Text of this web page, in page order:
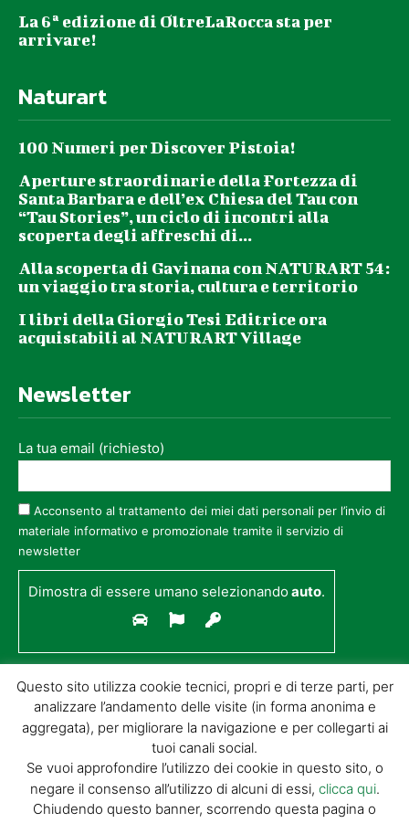
La 6ª edizione di OltreLaRocca sta per
arrivare!
Naturart
100 Numeri per Discover Pistoia!
Aperture straordinarie della Fortezza di
Santa Barbara e dell’ex Chiesa del Tau con
“Tau Stories”, un ciclo di incontri alla
scoperta degli affreschi di...
Alla scoperta di Gavinana con NATURART 54:
un viaggio tra storia, cultura e territorio
I libri della Giorgio Tesi Editrice ora
acquistabili al NATURART Village
Newsletter
La tua email (richiesto)
Acconsento al trattamento dei miei dati personali per l’invio di
materiale informativo e promozionale tramite il servizio di
newsletter
Dimostra di essere umano selezionandoauto.
© GIORGIO TESI EDITRICE S.R.L. | P.IVA
01732650476 | VIA DI BADIA 14 – 51100 LOC.
Questo sito utilizza cookie tecnici, propri e di terze parti, per
analizzare l’andamento delle visite (in forma anonima e
aggregata), per migliorare la navigazione e per collegarti ai
tuoi canali social.
Se vuoi approfondire l’utilizzo dei cookie in questo sito, o
negare il consenso all’utilizzo di alcuni di essi, clicca qui.
Chiudendo questo banner, scorrendo questa pagina o